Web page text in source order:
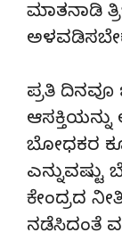
ಮಾತನಾಡಿ
ಪ್ರತಿ ದಿನವೂ
ಆಸಕ್ತಿಯನ್ನು
ಬೋಧಕರ
ಎನ್ನುವಷ್ಟು
ಕೇಂದ್ರದ
ನಡೆಸಿದಂತೆ